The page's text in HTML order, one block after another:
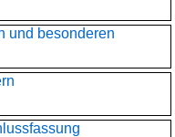
und besonderen